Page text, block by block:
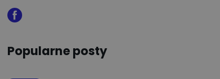
Popularne posty